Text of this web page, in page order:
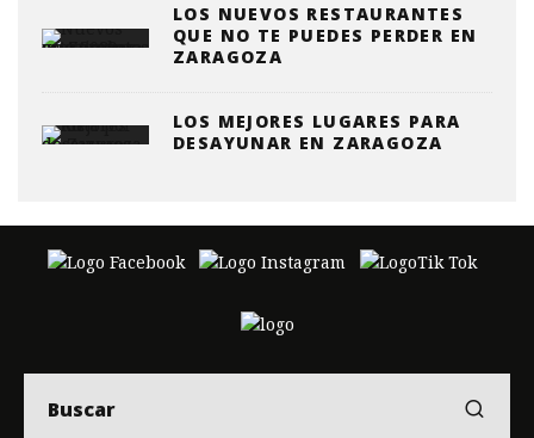
LOS NUEVOS RESTAURANTES
QUE NO TE PUEDES PERDER EN
ZARAGOZA
LOS MEJORES LUGARES PARA
DESAYUNAR EN ZARAGOZA